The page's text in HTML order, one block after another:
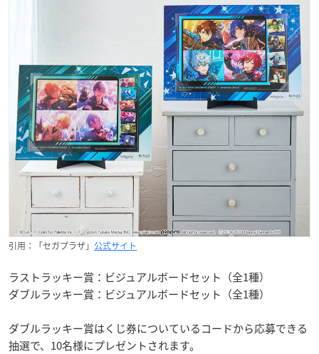
引用：「セガプラザ」 公式サイト
ラストラッキー賞：ビジュアルボードセット（全1種）
ダブルラッキー賞：ビジュアルボードセット（全1種）
ダブルラッキー賞はくじ券についているコードから応募できる
抽選で、10名様にプレゼントされます。